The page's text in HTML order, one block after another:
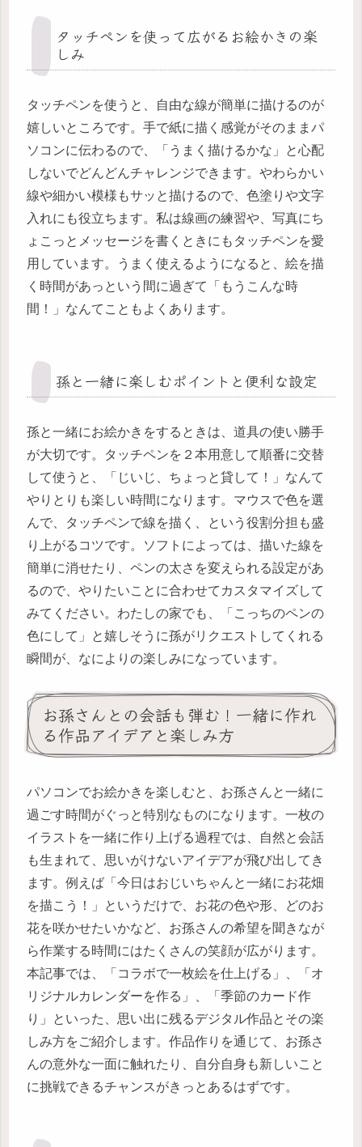
タッチペンを使って広がるお絵かきの楽
しみ
タッチペンを使うと、自由な線が簡単に描けるのが
嬉しいところです。手で紙に描く感覚がそのままパ
ソコンに伝わるので、「うまく描けるかな」と心配
しないでどんどんチャレンジできます。やわらかい
線や細かい模様もサッと描けるので、色塗りや文字
入れにも役立ちます。私は線画の練習や、写真にち
ょこっとメッセージを書くときにもタッチペンを愛
用しています。うまく使えるようになると、絵を描
く時間があっという間に過ぎて「もうこんな時
間！」なんてこともよくあります。
孫と一緒に楽しむポイントと便利な設定
孫と一緒にお絵かきをするときは、道具の使い勝手
が大切です。タッチペンを２本用意して順番に交替
して使うと、「じいじ、ちょっと貸して！」なんて
やりとりも楽しい時間になります。マウスで色を選
んで、タッチペンで線を描く、という役割分担も盛
り上がるコツです。ソフトによっては、描いた線を
簡単に消せたり、ペンの太さを変えられる設定があ
るので、やりたいことに合わせてカスタマイズして
みてください。わたしの家でも、「こっちのペンの
色にして」と嬉しそうに孫がリクエストしてくれる
瞬間が、なによりの楽しみになっています。
お孫さんとの会話も弾む！一緒に作れ
る作品アイデアと楽しみ方
パソコンでお絵かきを楽しむと、お孫さんと一緒に
過ごす時間がぐっと特別なものになります。一枚の
イラストを一緒に作り上げる過程では、自然と会話
も生まれて、思いがけないアイデアが飛び出してき
ます。例えば「今日はおじいちゃんと一緒にお花畑
を描こう！」というだけで、お花の色や形、どのお
花を咲かせたいかなど、お孫さんの希望を聞きなが
ら作業する時間にはたくさんの笑顔が広がります。
本記事では、「コラボで一枚絵を仕上げる」、「オ
リジナルカレンダーを作る」、「季節のカード作
り」といった、思い出に残るデジタル作品とその楽
しみ方をご紹介します。作品作りを通じて、お孫さ
んの意外な一面に触れたり、自分自身も新しいこと
に挑戦できるチャンスがきっとあるはずです。